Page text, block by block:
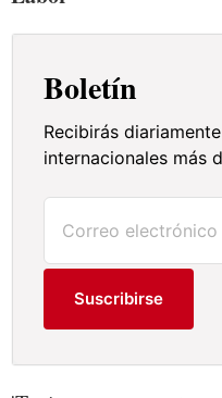
Boletín
Recibirás
internacionales más
Suscribirse